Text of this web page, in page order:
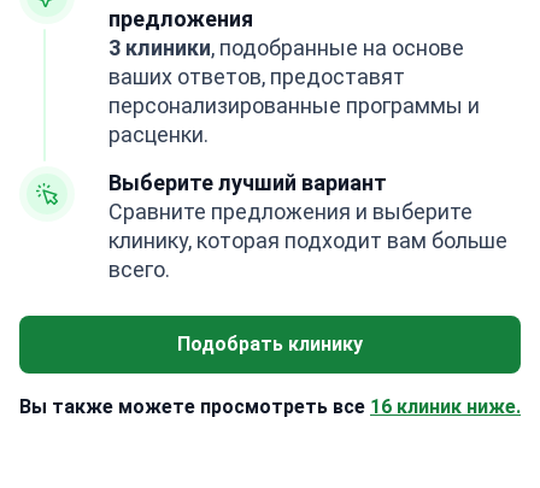
предложения
3 клиники, подобранные на основе
ваших ответов, предоставят
персонализированные программы и
расценки.
Выберите лучший вариант
Сравните предложения и выберите
клинику, которая подходит вам больше
всего.
Подобрать клинику
Вы также можете просмотреть все 16 клиник ниже.